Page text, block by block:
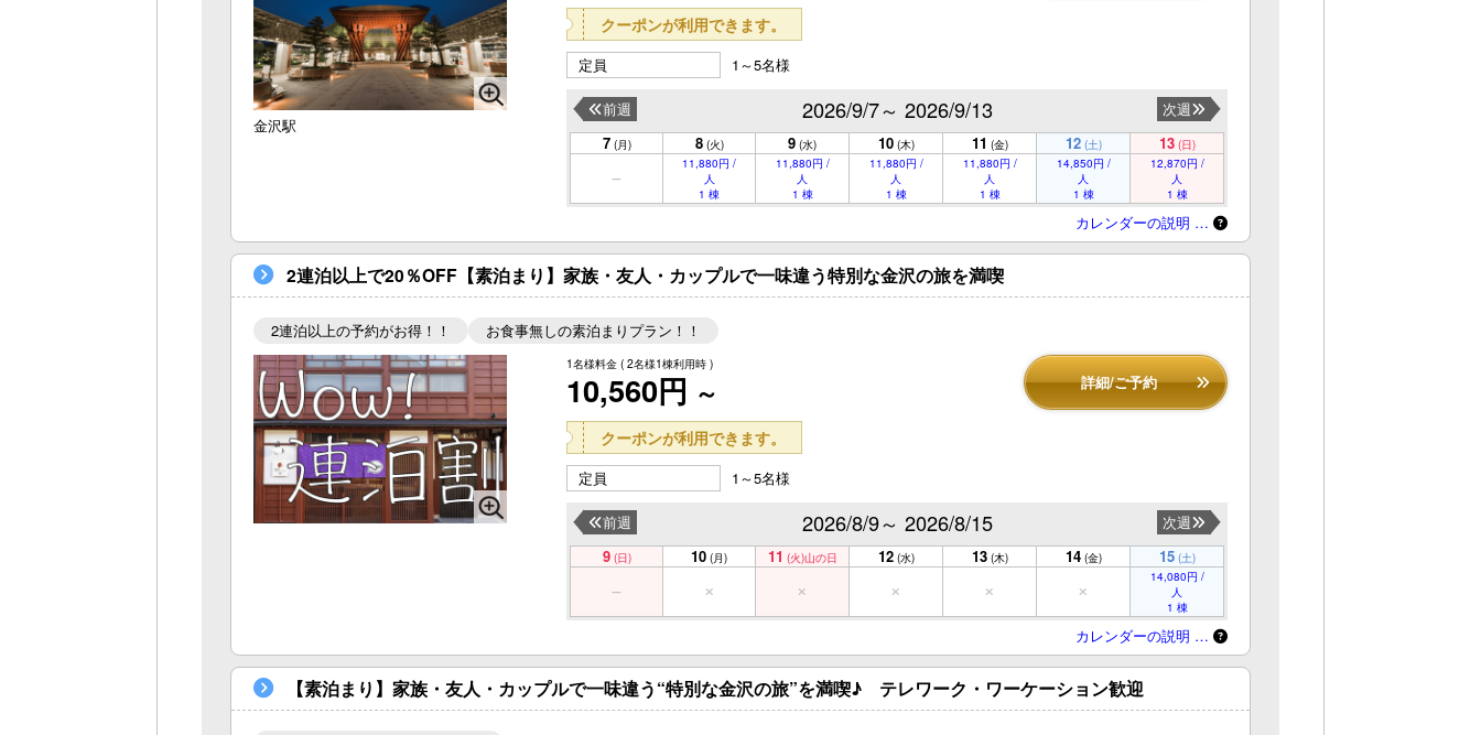
金沢駅
クーポンが利用できます。
定員 1～5名様
2026/9/7～ 2026/9/13
前週
次週
7 (月) 8 (火) 9 (水) 10 (木) 11 (金) 12 (土) 13 (日)
11,880円 /
人
1 棟
11,880円 /
人
1 棟
11,880円 /
人
1 棟
11,880円 /
人
1 棟
14,850円 /
人
1 棟
12,870円 /
人
1 棟
カレンダーの説明 …
2連泊以上で20％OFF【素泊まり】家族・友人・カップルで一味違う特別な金沢の旅を満喫
2連泊以上の予約がお得！！ お食事無しの素泊まりプラン！！
1名様料金 ( 2名様1棟利用時 )
10,560円 ～ 詳細/ご予約
クーポンが利用できます。
定員 1～5名様
2026/8/9～ 2026/8/15
前週
次週
9 (日) 10 (月) 11 (火)山の日 12 (水) 13 (木) 14 (金) 15 (土)
14,080円 /
人
1 棟
カレンダーの説明 …
【素泊まり】家族・友人・カップルで一味違う“特別な金沢の旅”を満喫♪ テレワーク・ワーケーション歓迎